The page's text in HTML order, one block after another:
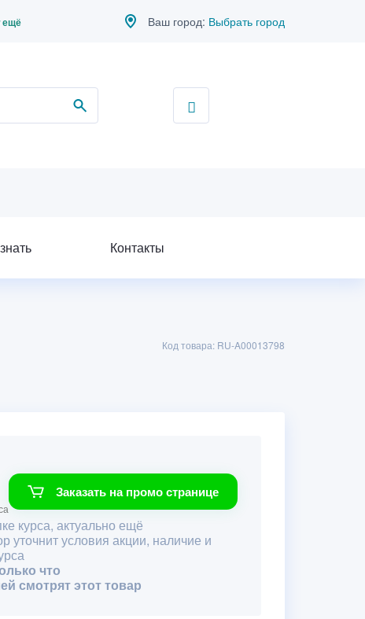
ещё Ваш город: Выбрать город
Контакты
Код товара: RU-A00013798
Заказать на промо странице
курса, актуально ещё
уточнит условия акции, наличие и
что
смотрят этот товар